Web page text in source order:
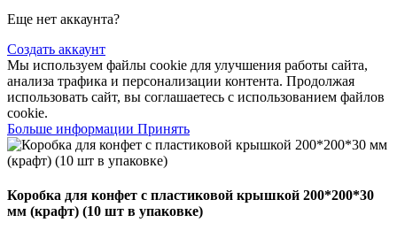
Еще нет аккаунта?
Создать аккаунт
Мы используем файлы cookie для улучшения работы сайта,
анализа трафика и персонализации контента. Продолжая
использовать сайт, вы соглашаетесь с использованием файлов
cookie.
Больше информации Больше
информации
Принять
Коробка для конфет с пластиковой крышкой 200*200*30
мм (крафт) (10 шт в упаковке)